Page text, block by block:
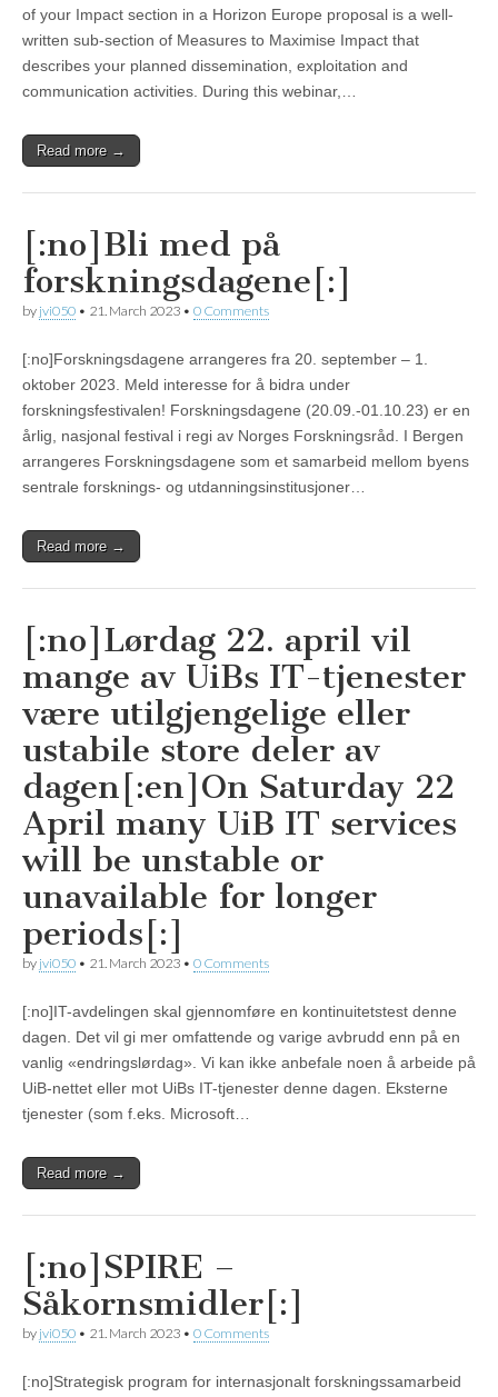
of your Impact section in a Horizon Europe proposal is a well-
written sub-section of Measures to Maximise Impact that
describes your planned dissemination, exploitation and
communication activities. During this webinar,…
Read more →
[:no]Bli med på
forskningsdagene[:]
by jvi050 • 21. March 2023 • 0 Comments
[:no]Forskningsdagene arrangeres fra 20. september – 1.
oktober 2023. Meld interesse for å bidra under
forskningsfestivalen! Forskningsdagene (20.09.-01.10.23) er en
årlig, nasjonal festival i regi av Norges Forskningsråd. I Bergen
arrangeres Forskningsdagene som et samarbeid mellom byens
sentrale forsknings- og utdanningsinstitusjoner…
Read more →
[:no]Lørdag 22. april vil
mange av UiBs IT-tjenester
være utilgjengelige eller
ustabile store deler av
dagen[:en]On Saturday 22
April many UiB IT services
will be unstable or
unavailable for longer
periods[:]
by jvi050 • 21. March 2023 • 0 Comments
[:no]IT-avdelingen skal gjennomføre en kontinuitetstest denne
dagen. Det vil gi mer omfattende og varige avbrudd enn på en
vanlig «endringslørdag». Vi kan ikke anbefale noen å arbeide på
UiB-nettet eller mot UiBs IT-tjenester denne dagen. Eksterne
tjenester (som f.eks. Microsoft…
Read more →
[:no]SPIRE –
Såkornsmidler[:]
by jvi050 • 21. March 2023 • 0 Comments
[:no]Strategisk program for internasjonalt forskningssamarbeid